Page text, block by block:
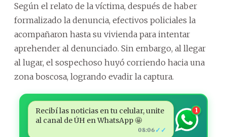
Según el relato de la víctima, después de haber
formalizado la denuncia, efectivos policiales la
acompañaron hasta su vivienda para intentar
aprehender al denunciado. Sin embargo, al llegar
al lugar, el sospechoso huyó corriendo hacia una
zona boscosa, logrando evadir la captura.
Recibí las noticias en tu celular, unite
al canal de ÚH en WhatsApp 🤩
08:06 ✓✓
1